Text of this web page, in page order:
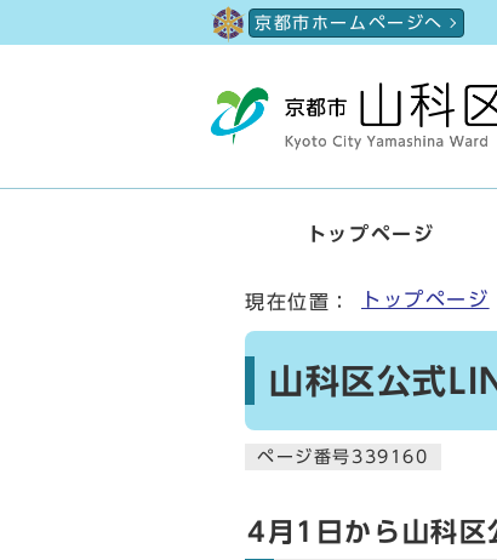
京都市ホームページへ
トップページ
現在位置： トップページ
山科区公式
ページ番号339160
4月1日から山科区